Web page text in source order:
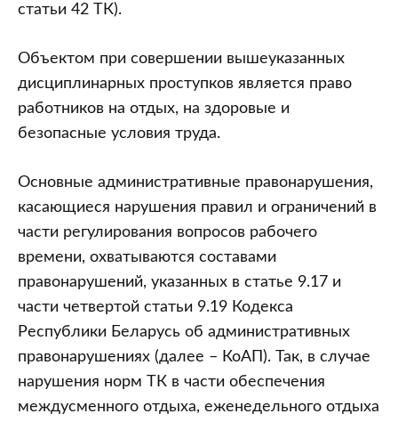
статьи 42 ТК).
Объектом при совершении вышеуказанных
дисциплинарных проступков является право
работников на отдых, на здоровые и
безопасные условия труда.
Основные административные правонарушения,
касающиеся нарушения правил и ограничений в
части регулирования вопросов рабочего
времени, охватываются составами
правонарушений, указанных в статье 9.17 и
части четвертой статьи 9.19 Кодекса
Республики Беларусь об административных
правонарушениях (далее – КоАП). Так, в случае
нарушения норм ТК в части обеспечения
междусменного отдыха, еженедельного отдыха